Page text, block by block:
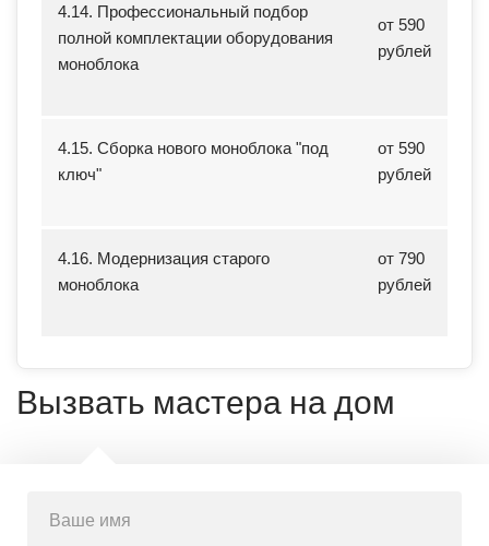
4.14. Профессиональный подбор
полной комплектации оборудования
моноблока
от 590
рублей
4.15. Сборка нового моноблока "под
ключ"
от 590
рублей
4.16. Модернизация старого
моноблока
от 790
рублей
Вызвать мастера на дом